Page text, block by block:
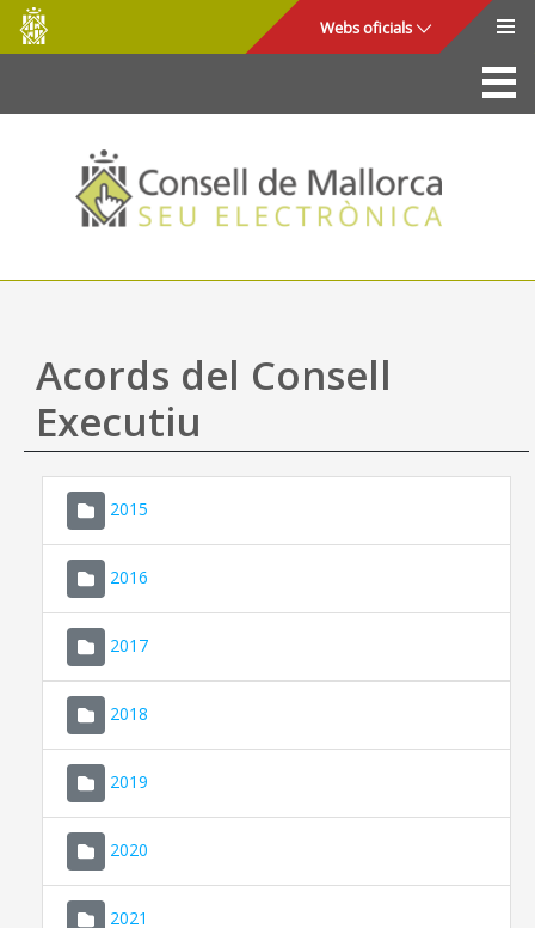
Salta al contingut principal
Consell
de
Mallorca
Webs oficials
La Seu
Consell de Mallorca
Accés i seguretat
Utilitats
Ajuda
Acords del Consell
Executiu
2015
2016
2017
2018
2019
2020
2021